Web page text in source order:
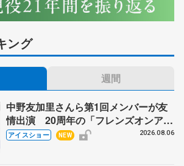
ング
週間
中野友加里さんら第1回メンバーが友
情出演 20周年の「フレンズオンアイ
ス」 宮本賢二さん、有川梨絵さん、
アイスショー NEW 2026.08.06